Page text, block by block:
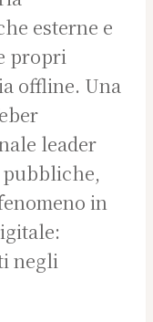
esterne e
propri
offline. Una
leader
in
negli